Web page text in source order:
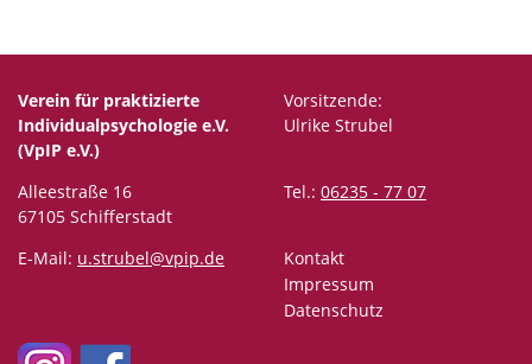
Verein für praktizierte
Individualpsychologie e.V.
(VpIP e.V.)
Vorsitzende:
Ulrike Strubel
Alleestraße 16
67105 Schifferstadt
Tel.: 06235 - 77 07
E-Mail: u.strubel@vpip.de
Kontakt
Impressum
Datenschutz